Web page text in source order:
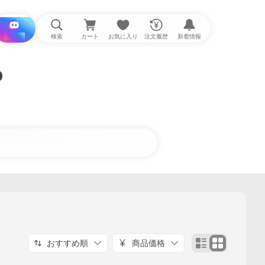
i と探す 検索 カート お気に入り 注文履歴 新着情報
おすすめ順 商品価格